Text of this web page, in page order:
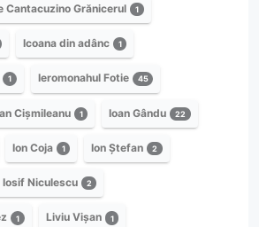
Cantacuzino Grănicerul 1
Icoana din adânc 1
1 Ieromonahul Fotie 45
Cișmileanu 1 Ioan Gându 22
Ion Coja 1 Ion Ștefan 2
Iosif Niculescu 2
1 Liviu Vișan 1